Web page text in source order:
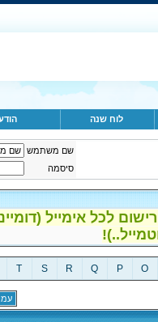
לוח שנה
שם משתמש
סיסמה
לכל אימייל
O
P
Q
R
S
T
עמוד 1